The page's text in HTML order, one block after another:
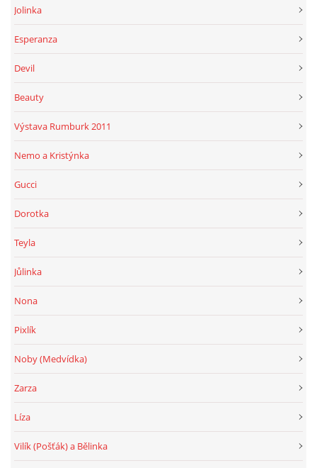
Jolinka
Esperanza
Devil
Beauty
Výstava Rumburk 2011
Nemo a Kristýnka
Gucci
Dorotka
Teyla
Jůlinka
Nona
Pixlík
Noby (Medvídka)
Zarza
Líza
Vilík (Pošťák) a Bělinka